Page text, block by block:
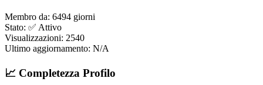
Membro da: 6494 giorni
Stato: ✅ Attivo
Visualizzazioni: 2540
Ultimo aggiornamento: N/A
📈 Completezza Profilo